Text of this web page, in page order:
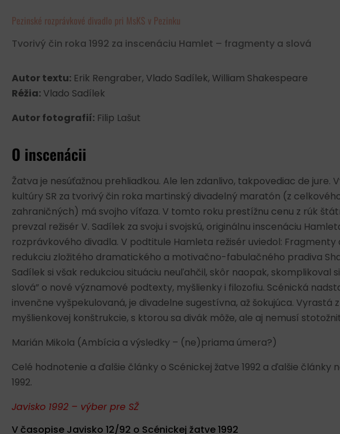
Pezinské rozprávkové divadlo pri MsKS v Pezinku
Tvorivý čin roka 1992 za inscenáciu Hamlet – fragmenty a slová
Autor textu: Erik Rengraber, Vlado Sadílek, William Shakespeare
Réžia: Vlado Sadílek
Autor fotografií: Filip Lašut
O inscenácii
Žatva je nesúťažnou prehliadkou. Ale len zdanlivo, takpovediac de
kultúry SR za tvorivý čin roka martinský divadelný maratón (z
zahraničných) má svojho víťaza. V tomto roku prestížnu cenu z rúk
prevzal režisér V. Sadílek za svoju i svojskú, originálnu inscenáciu
rozprávkového divadla. V podtitule Hamleta režisér uviedol:
redukciu zložitého dramatického a motivačno-fabulačného pradiva
Sadílek si však redukciou situáciu neuľahčil, skôr naopak, skomplikoval
slová” o nové významové podtexty, myšlienky i filozofiu. Scénická
invenčne vyšpekulovaná, je divadelne sugestívna, až šokujúca. Vyrastá
myšlienkovej konštrukcie, s ktorou sa divák môže, ale aj nemusí
Marián Mikola (Ambícia a výsledky – (ne)priama úmera?)
Celé hodnotenie a ďalšie články o Scénickej žatve 1992 a ďalšie články
1992.
Javisko 1992 – výber pre SŽ
V časopise Javisko 12/92 o Scénickej žatve 1992